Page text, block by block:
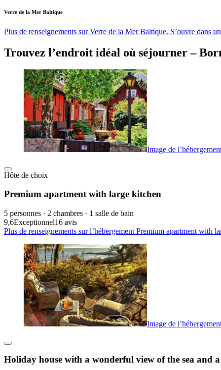
Verre de la Mer Baltique
Plus de renseignements sur Verre de la Mer Baltique. S’ouvre dans
Trouvez l’endroit idéal où séjourner –
Image de
Hôte de choix
Premium apartment with large kitchen
5 personnes · 2 chambres · 1 salle de bain
9,6Exceptionnel16 avis
Plus de renseignements sur l’hébergement Premium apartment with
Image de
Holiday house with a wonderful view of the sea and